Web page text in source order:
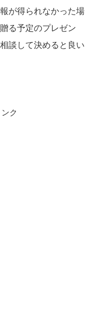
が得られなかった場
る予定のプレゼン
談して決めると良い
ク